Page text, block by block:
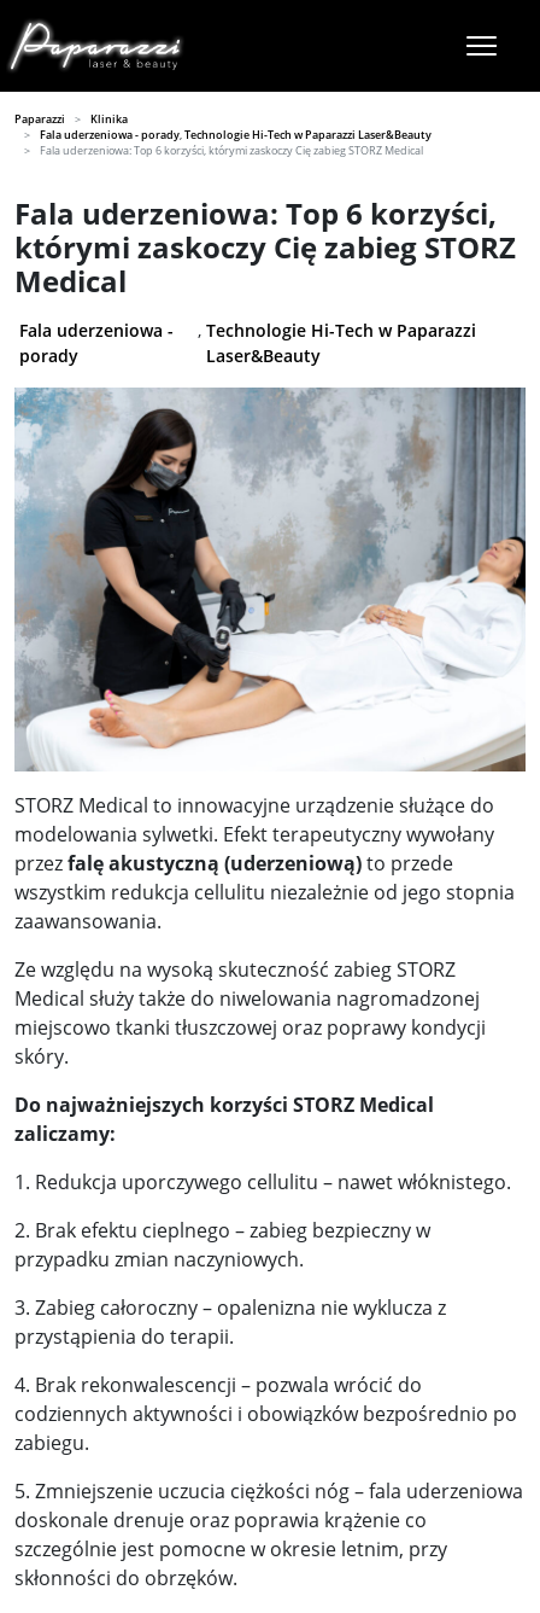
Paparazzi
Klinika
Fala uderzeniowa - porady,Technologie Hi-Tech w Paparazzi Laser&Beauty
Fala uderzeniowa: Top 6 korzyści, którymi zaskoczy Cię zabieg STORZ Medical
Fala uderzeniowa: Top 6 korzyści,
którymi zaskoczy Cię zabieg STORZ
Medical
Fala uderzeniowa -
porady
,Technologie Hi-Tech w Paparazzi
Laser&Beauty
STORZ Medical to innowacyjne urządzenie służące do
modelowania sylwetki. Efekt terapeutyczny wywołany
przezfalę akustyczną (uderzeniową)to przede
wszystkim redukcja cellulitu niezależnie od jego stopnia
zaawansowania.
Ze względu na wysoką skuteczność zabieg STORZ
Medical służy także do niwelowania nagromadzonej
miejscowo tkanki tłuszczowej oraz poprawy kondycji
skóry.
Do najważniejszych korzyści STORZ Medical
zaliczamy:
1. Redukcja uporczywego cellulitu – nawet włóknistego.
2. Brak efektu cieplnego – zabieg bezpieczny w
przypadku zmian naczyniowych.
3. Zabieg całoroczny – opalenizna nie wyklucza z
przystąpienia do terapii.
4. Brak rekonwalescencji – pozwala wrócić do
codziennych aktywności i obowiązków bezpośrednio po
zabiegu.
5. Zmniejszenie uczucia ciężkości nóg – fala uderzeniowa
doskonale drenuje oraz poprawia krążenie co
szczególnie jest pomocne w okresie letnim, przy
skłonności do obrzęków.